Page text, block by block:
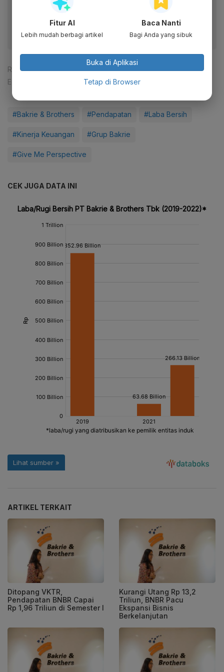
Dapatkan pengalaman membaca lebih nyaman dan nikmati
fitur menarik lainnya lewat aplikasi mobile Katadata.
Reporter: Patricia Yashinta Desy Abigail
Editor:
#Bakrie & Brothers #Pendapatan #Laba Bersih
#Kinerja Keuangan #Grup Bakrie
#Give Me Perspective
CEK JUGA DATA INI
ARTIKEL TERKAIT
Ditopang VKTR,
Pendapatan BNBR Capai
Rp 1,96 Triliun di Semester I
Kurangi Utang Rp 13,2
Triliun, BNBR Pacu
Ekspansi Bisnis
Berkelanjutan
Fitur AI
Lebih mudah berbagi artikel
Baca Nanti
Bagi Anda yang sibuk
Buka di Aplikasi
Tetap di Browser